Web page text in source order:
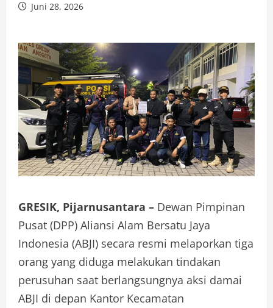
Juni 28, 2026
GRESIK, Pijarnusantara – Dewan Pimpinan
Pusat (DPP) Aliansi Alam Bersatu Jaya
Indonesia (ABJI) secara resmi melaporkan tiga
orang yang diduga melakukan tindakan
perusuhan saat berlangsungnya aksi damai
ABJI di depan Kantor Kecamatan